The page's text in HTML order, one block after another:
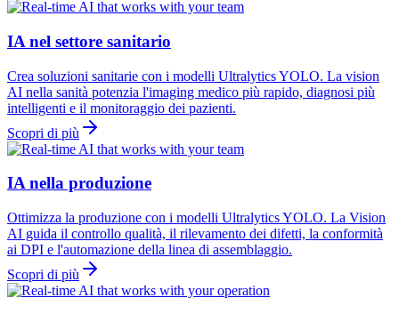
IA nel settore sanitario
Crea soluzioni sanitarie con i modelli Ultralytics YOLO. La vision
AI nella sanità potenzia l'imaging medico più rapido, diagnosi più
intelligenti e il monitoraggio dei pazienti.
Scopri di più
IA nella produzione
Ottimizza la produzione con i modelli Ultralytics YOLO. La Vision
AI guida il controllo qualità, il rilevamento dei difetti, la conformità
ai DPI e l'automazione della linea di assemblaggio.
Scopri di più